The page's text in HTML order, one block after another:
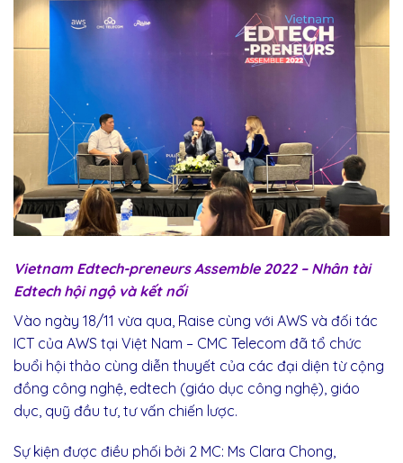
Vietnam Edtech-preneurs Assemble 2022 – Nhân tài
Edtech hội ngộ và kết nối
Vào ngày 18/11 vừa qua, Raise cùng với AWS và đối tác
ICT của AWS tại Việt Nam – CMC Telecom đã tổ chức
buổi hội thảo cùng diễn thuyết của các đại diện từ cộng
đồng công nghệ, edtech (giáo dục công nghệ), giáo
dục, quỹ đầu tư, tư vấn chiến lược.
Sự kiện được điều phối bởi 2 MC: Ms Clara Chong,